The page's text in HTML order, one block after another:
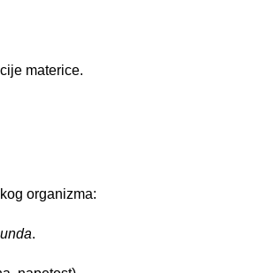
materice.
organizma:
.